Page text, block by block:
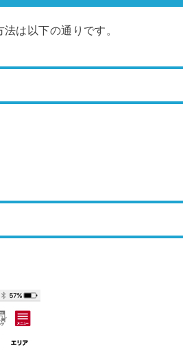
は以下の通りです。